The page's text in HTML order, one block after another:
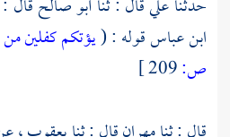
حدثناعليقال : ثناأبو صالحقال
ابن عباسقوله : (يؤتكم كفلين
ص: